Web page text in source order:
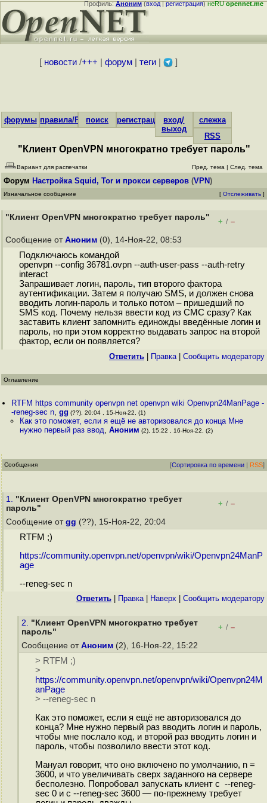
Профиль:Аноним(вход|регистрация)неRUopennet.me
[ новости/+++ форум| теги| ]
форумы правила/FAQпоиск регистрациявход/
выход
слежка
RSS
"Клиент OpenVPN многократно требует пароль"
Вариант для распечатки Пред. тема | След. тема
Форум Настройка Squid, Tor и прокси серверов (VPN)
Изначальное сообщение [ Отслеживать ]
"Клиент OpenVPN многократно требует пароль" + / –
Сообщение от Аноним (0), 14-Ноя-22, 08:53
Подключаюсь командой
openvpn --config 36781.ovpn --auth-user-pass --auth-retry
interact
Запрашивает логин, пароль, тип второго фактора
аутентификации. Затем я получаю SMS, и должен снова
вводить логин-пароль и только потом – пришедший по
SMS код. Почему нельзя ввести код из СМС сразу? Как
заставить клиент запомнить единожды введённые логин и
пароль, но при этом корректно выдавать запрос на второй
фактор, если он появляется?
Ответить Правка| Cообщить модератору
Оглавление
RTFM https community openvpn net openvpn wiki Openvpn24ManPage -
-reneg-sec n,gg (??), 20:04 , 15-Ноя-22, (1)
Как это поможет, если я ещё не авторизовался до конца Мне
нужно первый раз ввод, Аноним (2), 15:22 , 16-Ноя-22, (2)
Сообщения [Сортировка по времени | RSS]
1. "Клиент OpenVPN многократно требует
пароль"
+ / –
Сообщение от gg (??), 15-Ноя-22, 20:04
RTFM ;)
https://community.openvpn.net/openvpn/wiki/Openvpn24ManP
age
--reneg-sec n
Ответить Правка| Наверх Cообщить модератору
2. "Клиент OpenVPN многократно требует
пароль"
+ / –
Сообщение от Аноним (2), 16-Ноя-22, 15:22
> RTFM ;)
>
https://community.openvpn.net/openvpn/wiki/Openvpn24M
anPage
> --reneg-sec n
Как это поможет, если я ещё не авторизовался до
конца? Мне нужно первый раз вводить логин и пароль,
чтобы мне послало код, и второй раз вводить логин и
пароль, чтобы позволило ввести этот код.
Мануал говорит, что оно включено по умолчанию, n =
3600, и что увеличивать сверх заданного на сервере
бесполезно. Попробовал запускать клиент с --reneg-
sec 0 и с --reneg-sec 3600 — по-прежнему требует